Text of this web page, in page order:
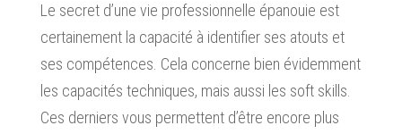
Le secret d’une vie professionnelle épanouie est
certainement la capacité à identifier ses atouts et
ses compétences. Cela concerne bien évidemment
les capacités techniques, mais aussi les soft skills.
Ces derniers vous permettent d’être encore plus